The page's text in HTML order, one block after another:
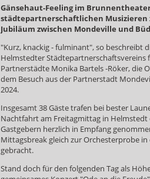
Gänsehaut-Feeling im
städtepartnerschaftlichen Musizieren
Jubiläum zwischen Mondeville und
"Kurz, knackig - fulminant", so beschreibt
Helmstedter Städtepartnerschaftsvereins
Partnerstädte Monika Bartels -Röker, die
dem Besuch aus der Partnerstadt
2024.
Insgesamt 38 Gäste trafen bei bester
Nachtfahrt am Freitagmittag in Helmstedt
Gastgebern herzlich in Empfang
Mittagsbreak gleich zur Orchesterprobe
gebracht.
Stand doch für den folgenden Tag als